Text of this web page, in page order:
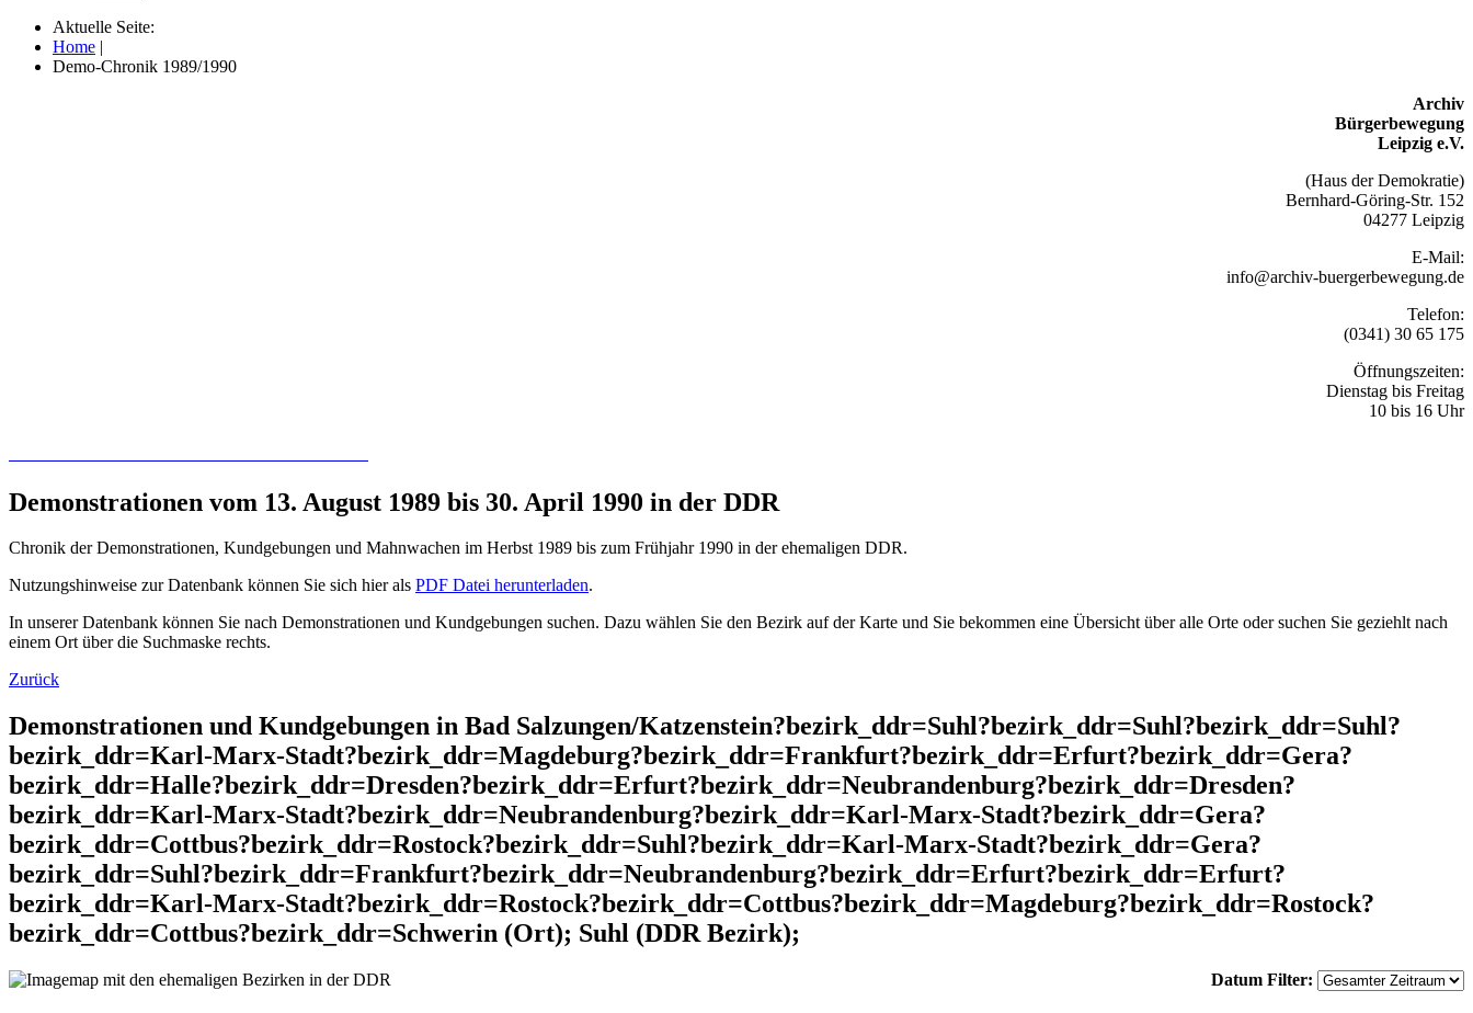
Aktuelle Seite:
Home |
Demo-Chronik 1989/1990
Archiv
Bürgerbewegung
Leipzig e.V.
(Haus der Demokratie)
Bernhard-Göring-Str. 152
04277 Leipzig
E-Mail:
info@archiv-buergerbewegung.de
Telefon:
(0341) 30 65 175
Öffnungszeiten:
Dienstag bis Freitag
10 bis 16 Uhr
Demonstrationen vom 13. August 1989 bis 30. April 1990 in der DDR
Chronik der Demonstrationen, Kundgebungen und Mahnwachen im Herbst 1989 bis zum Frühjahr 1990 in der ehemaligen DDR.
Nutzungshinweise zur Datenbank können Sie sich hier als PDF Datei herunterladen.
In unserer Datenbank können Sie nach Demonstrationen und Kundgebungen suchen. Dazu wählen Sie den Bezirk auf der Karte und Sie bekommen eine Übersicht über alle Orte oder suchen Sie geziehlt nach
einem Ort über die Suchmaske rechts.
Zurück
Demonstrationen und Kundgebungen in Bad Salzungen/Katzenstein?bezirk_ddr=Suhl?bezirk_ddr=Suhl?bezirk_ddr=Suhl?
bezirk_ddr=Karl-Marx-Stadt?bezirk_ddr=Magdeburg?bezirk_ddr=Frankfurt?bezirk_ddr=Erfurt?bezirk_ddr=Gera?
bezirk_ddr=Halle?bezirk_ddr=Dresden?bezirk_ddr=Erfurt?bezirk_ddr=Neubrandenburg?bezirk_ddr=Dresden?
bezirk_ddr=Karl-Marx-Stadt?bezirk_ddr=Neubrandenburg?bezirk_ddr=Karl-Marx-Stadt?bezirk_ddr=Gera?
bezirk_ddr=Cottbus?bezirk_ddr=Rostock?bezirk_ddr=Suhl?bezirk_ddr=Karl-Marx-Stadt?bezirk_ddr=Gera?
bezirk_ddr=Suhl?bezirk_ddr=Frankfurt?bezirk_ddr=Neubrandenburg?bezirk_ddr=Erfurt?bezirk_ddr=Erfurt?
bezirk_ddr=Karl-Marx-Stadt?bezirk_ddr=Rostock?bezirk_ddr=Cottbus?bezirk_ddr=Magdeburg?bezirk_ddr=Rostock?
bezirk_ddr=Cottbus?bezirk_ddr=Schwerin (Ort); Suhl (DDR Bezirk);
Datum Filter: